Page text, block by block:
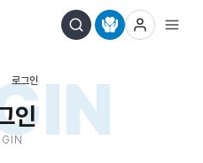
로그인
인